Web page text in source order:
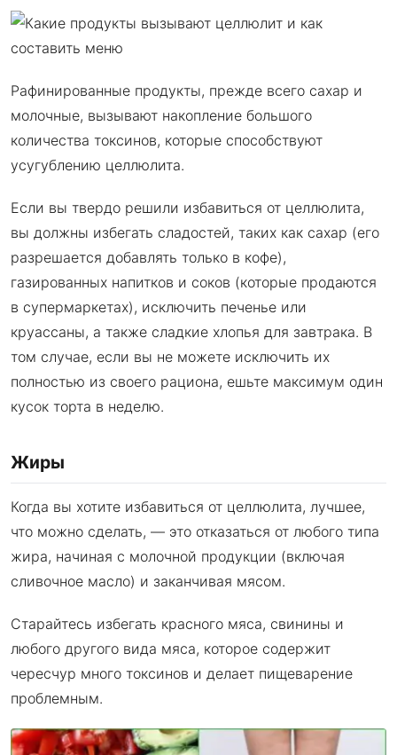
Рафинированные продукты, прежде всего сахар и
молочные, вызывают накопление большого
количества токсинов, которые способствуют
усугублению целлюлита.
Если вы твердо решили избавиться от целлюлита,
вы должны избегать сладостей, таких как сахар (его
разрешается добавлять только в кофе),
газированных напитков и соков (которые продаются
в супермаркетах), исключить печенье или
круассаны, а также сладкие хлопья для завтрака. В
том случае, если вы не можете исключить их
полностью из своего рациона, ешьте максимум один
кусок торта в неделю.
Жиры
Когда вы хотите избавиться от целлюлита, лучшее,
что можно сделать, — это отказаться от любого типа
жира, начиная с молочной продукции (включая
сливочное масло) и заканчивая мясом.
Старайтесь избегать красного мяса, свинины и
любого другого вида мяса, которое содержит
чересчур много токсинов и делает пищеварение
проблемным.